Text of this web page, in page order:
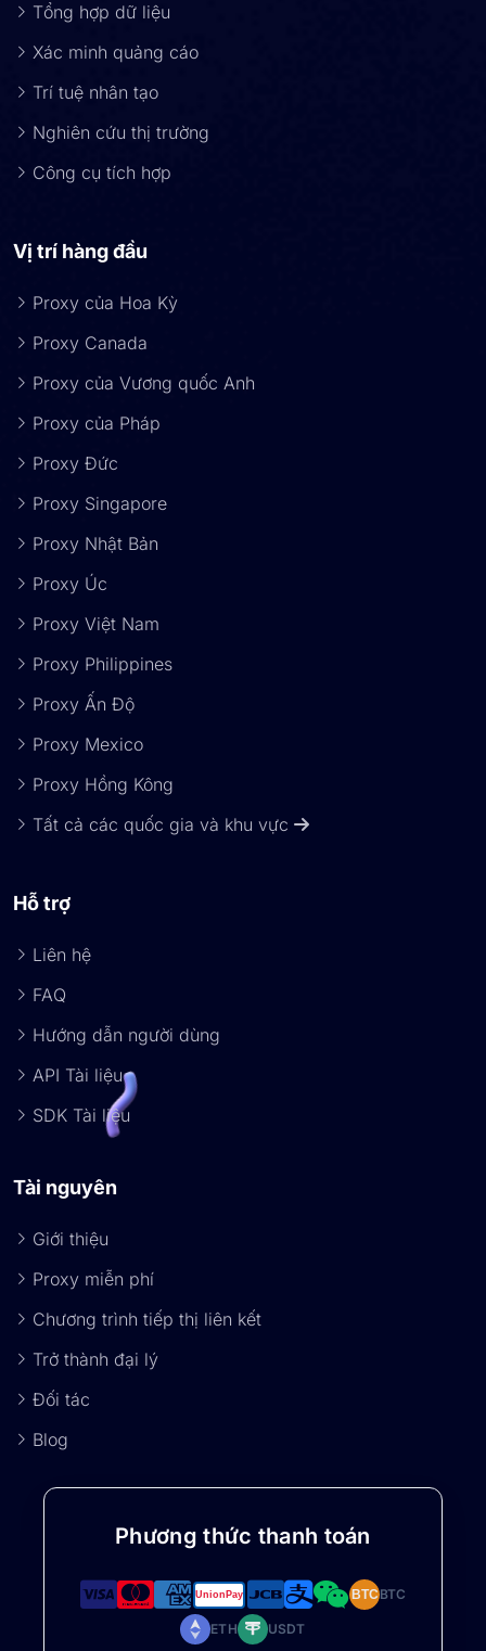
Tổng hợp dữ liệu
Xác minh quảng cáo
Trí tuệ nhân tạo
Nghiên cứu thị trường
Công cụ tích hợp
Vị trí hàng đầu
Proxy của Hoa Kỳ
Proxy Canada
Proxy của Vương quốc Anh
Proxy của Pháp
Proxy Đức
Proxy Singapore
Proxy Nhật Bản
Proxy Úc
Proxy Việt Nam
Proxy Philippines
Proxy Ấn Độ
Proxy Mexico
Proxy Hồng Kông
Tất cả các quốc gia và khu vực
Hỗ trợ
Liên hệ
FAQ
Hướng dẫn người dùng
API Tài liệu
SDK Tài liệu
Tài nguyên
Giới thiệu
Proxy miễn phí
Chương trình tiếp thị liên kết
Trở thành đại lý
Đối tác
Blog
Phương thức thanh toán
BTCBTC
ETH USDT